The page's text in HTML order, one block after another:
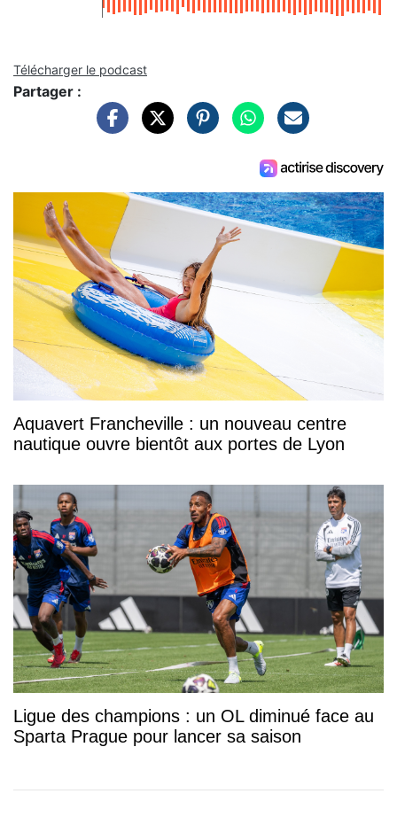
Télécharger le podcast
Partager :
Aquavert Francheville : un nouveau centre
nautique ouvre bientôt aux portes de Lyon
Ligue des champions : un OL diminué face au
Sparta Prague pour lancer sa saison